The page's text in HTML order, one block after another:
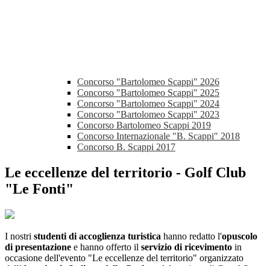
Concorso "Bartolomeo Scappi" 2026
Concorso "Bartolomeo Scappi" 2025
Concorso "Bartolomeo Scappi" 2024
Concorso "Bartolomeo Scappi" 2023
Concorso Bartolomeo Scappi 2019
Concorso Internazionale "B. Scappi" 2018
Concorso B. Scappi 2017
Le eccellenze del territorio - Golf Club
"Le Fonti"
I nostri studenti di accoglienza turistica hanno redatto l'opuscolo
di presentazione e hanno offerto il servizio di ricevimento in
occasione dell'evento "Le eccellenze del territorio" organizzato